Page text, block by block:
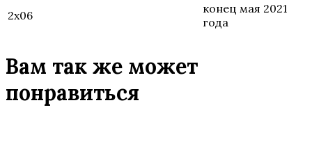
2х06
конец мая 2021
года
Вам так же может
понравиться